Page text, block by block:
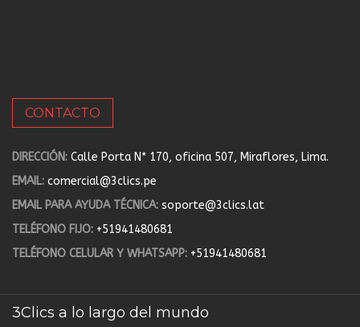
CONTACTO
DIRECCIÓN: Calle Porta N* 170, oficina 507, Miraflores, Lima.
EMAIL: comercial@3clics.pe
EMAIL PARA AYUDA TÉCNICA: soporte@3clics.lat
TELÉFONO FIJO: +51941480681
TELÉFONO CELULAR Y WHATSAPP: +51941480681
3Clics a lo largo del mundo